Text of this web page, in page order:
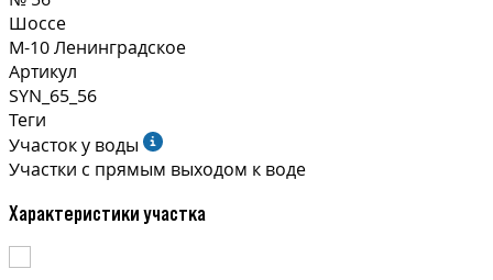
Шоссе
М-10 Ленинградское
Артикул
SYN_65_56
Теги
Участок у воды
Участки с прямым выходом к воде
Характеристики участка